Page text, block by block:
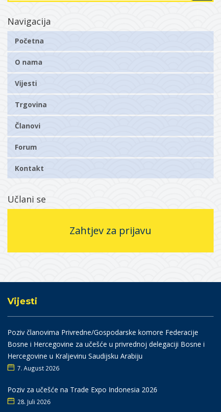
Navigacija
Početna
O nama
Vijesti
Trgovina
Članovi
Forum
Kontakt
Učlani se
Zahtjev za prijavu
Vijesti
Poziv članovima Privredne/Gospodarske komore Federacije
Bosne i Hercegovine za učešće u privrednoj delegaciji Bosne i
Hercegovine u Kraljevinu Saudijsku Arabiju
7. August 2026
Poziv za učešće na Trade Expo Indonesia 2026
28. Juli 2026